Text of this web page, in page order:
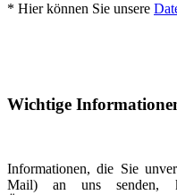
* Hier können Sie unsere
Wichtige
Informationen, die Sie
Mail) an uns senden,